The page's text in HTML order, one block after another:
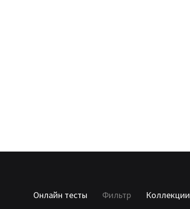
Онлайн тесты Фильтр Коллекции